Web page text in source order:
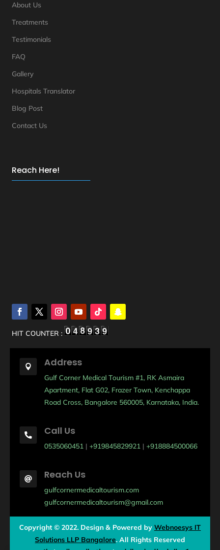
About Us
Treatments
Testimonials
FAQ
Gallery
Hospitals Translator
Blog Post
Contact Us
Reach Here!
HIT COUNTER :
 Address
Gulf Corner Medical Tourism #1, RK Asmaira
Apartment, Flat G02, Frazer Town, Kenchappa
Road Cross, Bangalore 560005, Karnataka, India.
 Call Us
0535060451 | +919845829921 | +918884500066
 Reach Us
gulfcornermedicaltourism.com
gulfcornermedicaltourism@gmail.com
Copyright © 2022. Design & Powered by Webnoesys IT
Solutions LLP Bangalore. All Rights Reserved